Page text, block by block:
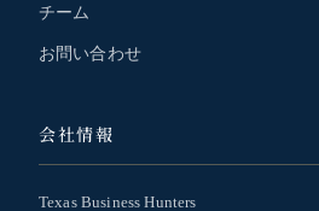
チーム
お問い合わせ
会社情報
Texas Business Hunters